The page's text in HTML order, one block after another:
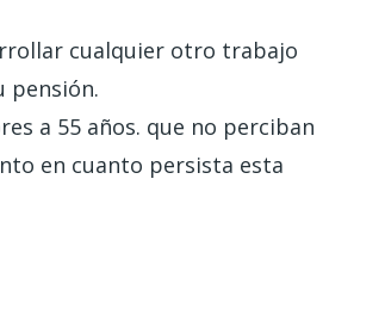
cualquier otro trabajo
pensión.
a 55 años. que no perciban
en cuanto persista esta